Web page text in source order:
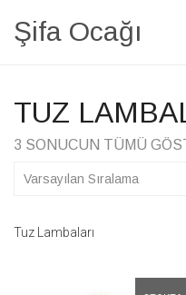
Şifa Ocağı
TUZ
3 SONUCUN TÜMÜ
Varsayılan Sıralama
Tuz Lambaları